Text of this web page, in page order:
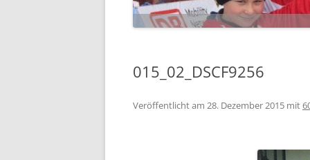
015_02_DSCF9256
Veröffentlicht am 28. Dezember 2015 mit